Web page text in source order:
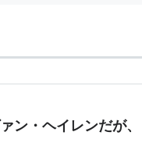
ン・ヘイレンだが、